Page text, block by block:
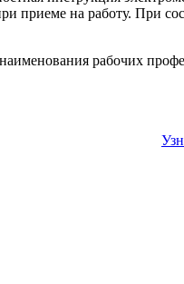
приеме на работу.
рабочих